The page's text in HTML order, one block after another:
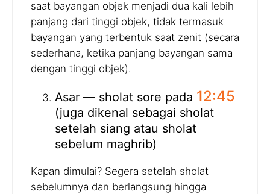
saat bayangan objek menjadi dua kali lebih
panjang dari tinggi objek, tidak termasuk
bayangan yang terbentuk saat zenit (secara
sederhana, ketika panjang bayangan sama
dengan tinggi objek).
Asar — sholat sore pada 12:45
(juga dikenal sebagai sholat
setelah siang atau sholat
sebelum maghrib)
Kapan dimulai? Segera setelah sholat
sebelumnya dan berlangsung hingga